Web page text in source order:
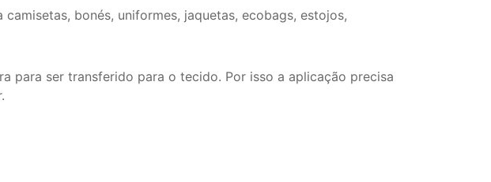
bonés, uniformes, jaquetas, ecobags, estojos,
para ser transferido para o tecido. Por isso a aplicação precisa